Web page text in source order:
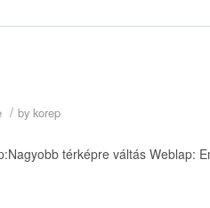
/ by korep
térképre váltás Weblap: